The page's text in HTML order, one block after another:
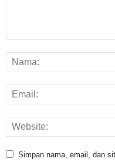
Simpan nama, email, dan